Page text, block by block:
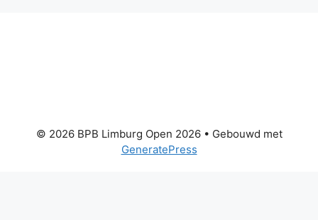
© 2026 BPB Limburg Open 2026• Gebouwd met
GeneratePress